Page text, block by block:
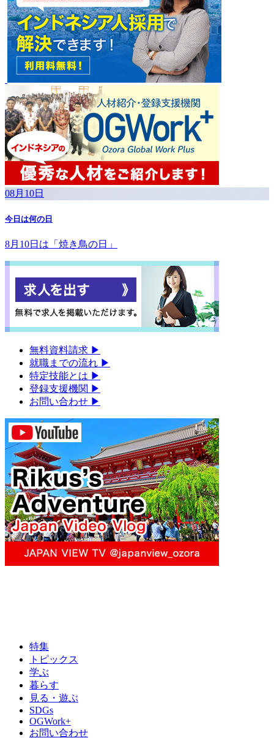
08月10日
今日は何の日
8月10日は「焼き鳥の日」
無料資料請求 ▶︎
就職までの流れ ▶︎
特定技能とは ▶︎
登録支援機関 ▶︎
お問い合わせ ▶︎
特集
トピックス
学ぶ
暮らす
見る・遊ぶ
SDGs
OGWork+
お問い合わせ